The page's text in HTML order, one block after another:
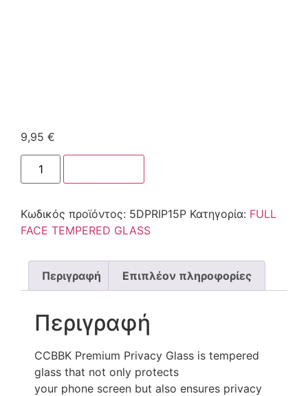
9,95 €
Κωδικός προϊόντος: 5DPRIP15P Κατηγορία: FULL
FACE TEMPERED GLASS
Περιγραφή Επιπλέον πληροφορίες
Περιγραφή
CCBBK Premium Privacy Glass is tempered
glass that not only protects
your phone screen but also ensures privacy